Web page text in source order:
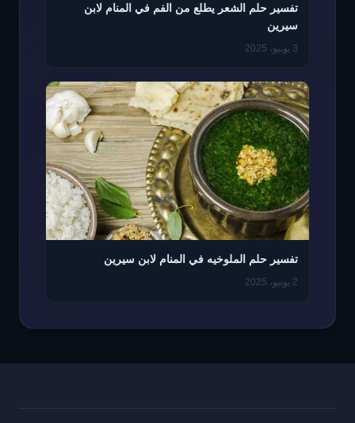
تفسير حلم الشعر يطلع من الفم في المنام لابن
سيرين
3 يونيو، 2025
تفسير حلم الملوخيه في المنام لابن سيرين
2 يونيو، 2025